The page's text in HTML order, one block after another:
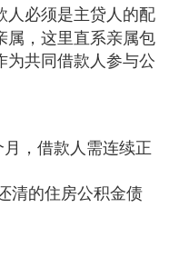
人必须是主贷人的配
属，这里直系亲属包
为共同借款人参与公
，借款人需连续正
清的住房公积金债